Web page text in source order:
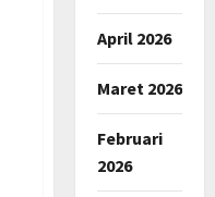
April 2026
Maret 2026
Februari
2026